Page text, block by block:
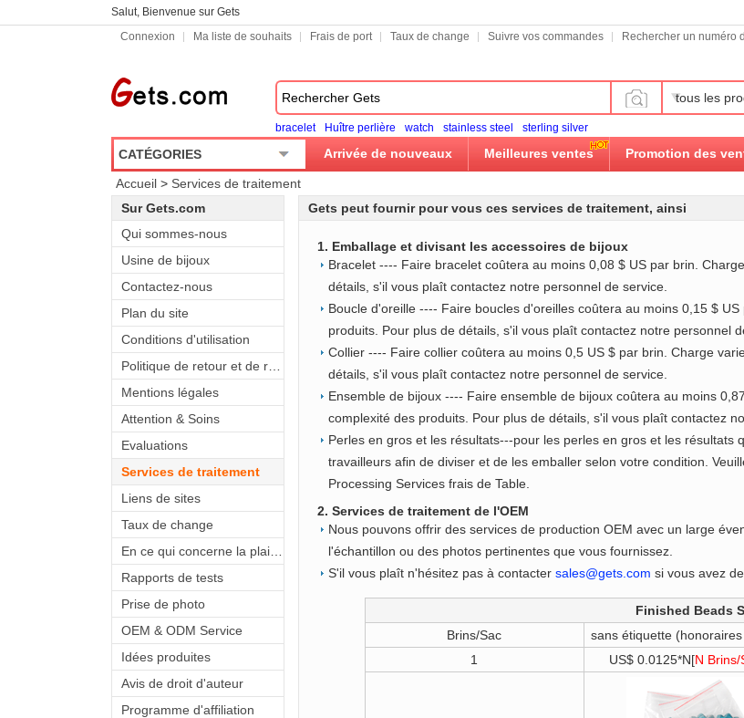
Salut, Bienvenue sur Gets
Connexion
Ma liste de souhaits Frais de port Taux de change Suivre vos commandes Rechercher un numéro
tous les
bracelet Huître perlière watch stainless steel sterling silver
CATÉGORIES Arrivée de nouveaux Meilleures ventes Promotion des
Accueil > Services de traitement
Sur Gets.com
Qui sommes-nous
Usine de bijoux
Contactez-nous
Plan du site
Conditions d'utilisation
Mentions légales
Attention & Soins
Evaluations
Services de traitement
Liens de sites
Taux de change
Rapports de tests
Prise de photo
OEM & ODM Service
Idées produites
Avis de droit d'auteur
Programme d'affiliation
Gets peut fournir pour vous ces services de traitement, ainsi
1. Emballage et divisant les accessoires de bijoux
Bracelet ---- Faire bracelet coûtera au moins 0,08 $ US par brin.
détails, s'il vous plaît contactez notre personnel de service.
Boucle d'oreille ---- Faire boucles d'oreilles coûtera au moins 0,15 $
produits. Pour plus de détails, s'il vous plaît contactez notre personnel
Collier ---- Faire collier coûtera au moins 0,5 US $ par brin. Charge
détails, s'il vous plaît contactez notre personnel de service.
Ensemble de bijoux ---- Faire ensemble de bijoux coûtera au moins
complexité des produits. Pour plus de détails, s'il vous plaît contactez
Perles en gros et les résultats---pour les perles en gros et les
travailleurs afin de diviser et de les emballer selon votre condition.
Processing Services frais de Table.
2. Services de traitement de l'OEM
Nous pouvons offrir des services de production OEM avec un large
l'échantillon ou des photos pertinentes que vous fournissez.
S'il vous plaît n'hésitez pas à contacter sales@gets.com si vous avez
Finished Beads
Brins/Sac
sans étiquette
1
US$ 0.0125*N[N Brins/